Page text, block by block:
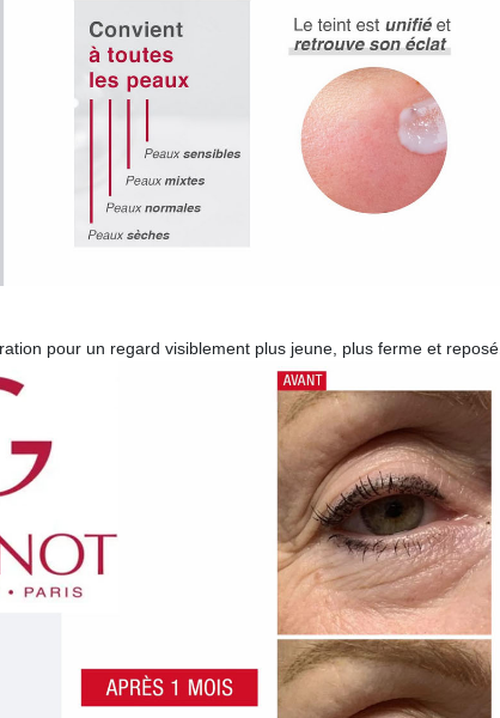
pour un regard visiblement plus jeune, plus ferme et reposé.